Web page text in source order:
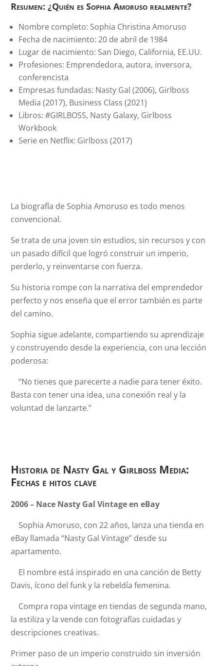
Resumen: ¿Quién es Sophia Amoruso realmente?
Nombre completo: Sophia Christina Amoruso
Fecha de nacimiento: 20 de abril de 1984
Lugar de nacimiento: San Diego, California, EE.UU.
Profesiones: Emprendedora, autora, inversora,
conferencista
Empresas fundadas: Nasty Gal (2006), Girlboss
Media (2017), Business Class (2021)
Libros: #GIRLBOSS, Nasty Galaxy, Girlboss
Workbook
Serie en Netflix: Girlboss (2017)
La biografía de Sophia Amoruso es todo menos
convencional.
Se trata de una joven sin estudios, sin recursos y con
un pasado difícil que logró construir un imperio,
perderlo, y reinventarse con fuerza.
Su historia rompe con la narrativa del emprendedor
perfecto y nos enseña que el error también es parte
del camino.
Sophia sigue adelante, compartiendo su aprendizaje
y construyendo desde la experiencia, con una lección
poderosa:
“No tienes que parecerte a nadie para tener éxito.
Basta con tener una idea, una conexión real y la
voluntad de lanzarte.”
Historia de Nasty Gal y Girlboss Media:
Fechas e hitos clave
2006 – Nace Nasty Gal Vintage en eBay
Sophia Amoruso, con 22 años, lanza una tienda en
eBay llamada “Nasty Gal Vintage” desde su
apartamento.
El nombre está inspirado en una canción de Betty
Davis, ícono del funk y la rebeldía femenina.
Compra ropa vintage en tiendas de segunda mano,
la estiliza y la vende con fotografías cuidadas y
descripciones creativas.
Primer paso de un imperio construido sin inversión